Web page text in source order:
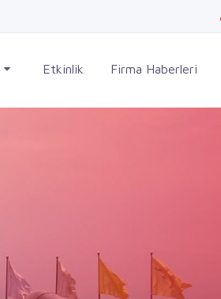
Etkinlik Firma Haberleri